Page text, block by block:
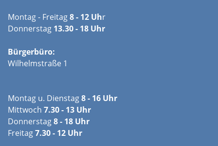
Montag - Freitag8 - 12 Uhr
Donnerstag 13.30 - 18 Uhr
Bürgerbüro:
Wilhelmstraße 1
Montag u. Dienstag8 - 16 Uhr
Mittwoch 7.30 - 13 Uhr
Donnerstag8 - 18 Uhr
Freitag7.30 - 12 Uhr